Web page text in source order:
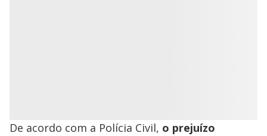
De acordo com a Polícia Civil, o prejuízo